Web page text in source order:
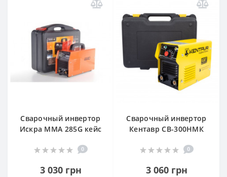
Сварочный инвертор
Искра ММА 285G кейс
0
3 030 грн
Сварочный инвертор
Кентавр СВ-300НМК
0
3 060 грн